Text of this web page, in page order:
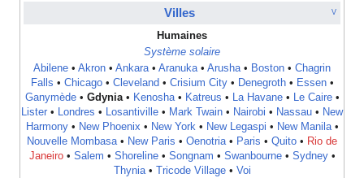
V
Villes
Humaines
Système solaire
Abilene • Akron • Ankara• Aranuka• Arusha• Boston • Chagrin
Falls • Chicago• Cleveland • Crisium City• Denegroth• Essen•
Ganymède• Gdynia• Kenosha• Katreus • La Havane• Le Caire•
Lister • Londres • Losantiville • Mark Twain • Nairobi • Nassau • New
Harmony• New Phoenix • New York• New Legaspi • New Manila•
Nouvelle Mombasa• New Paris • Oenotria• Paris • Quito • Rio de
Janeiro• Salem • Shoreline• Songnam • Swanbourne• Sydney•
Thynia• Tricode Village• Voi